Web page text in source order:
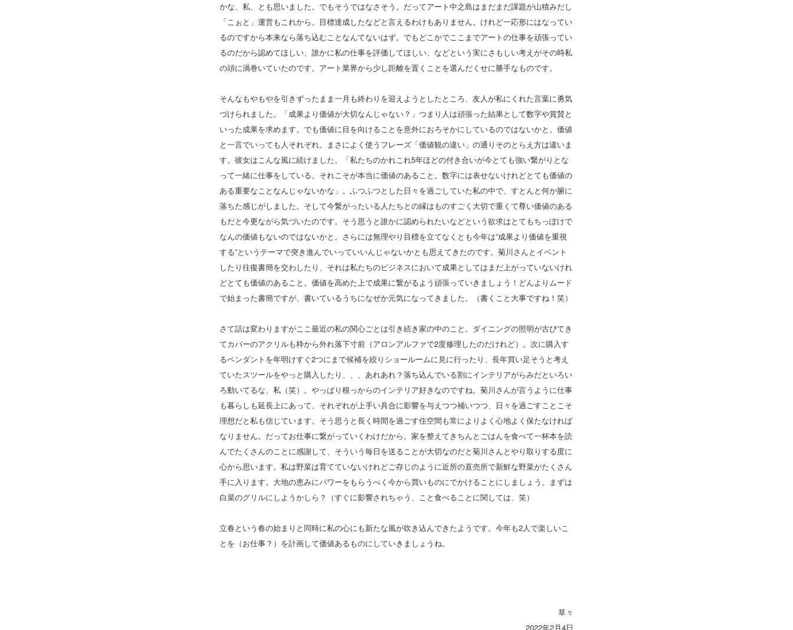
かな、私、とも思いました。でもそうではなさそう。だってアート中之島はまだまだ課題が山積みだし
「こぉと」運営もこれから。目標達成したなどと言えるわけもありません。けれど一応形にはなってい
るのですから本来なら落ち込むことなんてないはず。でもどこかでここまでアートの仕事を頑張ってい
るのだから認めてほしい、誰かに私の仕事を評価してほしい、などという実にさもしい考えがその時私
の頭に渦巻いていたのです。アート業界から少し距離を置くことを選んだくせに勝手なものです。
そんなもやもやを引きずったまま一月も終わりを迎えようとしたところ、友人が私にくれた言葉に勇気
づけられました。「成果より価値が大切なんじゃない？」つまり人は頑張った結果として数字や賞賛と
いった成果を求めます。でも価値に目を向けることを意外におろそかにしているのではないかと。価値
と一言でいっても人それぞれ。まさによく使うフレーズ「価値観の違い」の通りそのとらえ方は違いま
す。彼女はこんな風に続けました。「私たちのかれこれ5年ほどの付き合いが今とても強い繋がりとな
って一緒に仕事をしている。それこそが本当に価値のあること。数字には表せないけれどとても価値の
ある重要なことなんじゃないかな」。ふつふつとした日々を過ごしていた私の中で、すとんと何か腑に
落ちた感じがしました。そして今繋がったいる人たちとの縁はものすごく大切で重くて尊い価値のある
もだと今更ながら気づいたのです。そう思うと誰かに認められたいなどという欲求はとてもちっぽけで
なんの価値もないのではないかと。さらには無理やり目標を立てなくとも今年は”成果より価値を重視
する”というテーマで突き進んでいっていいんじゃないかとも思えてきたのです。菊川さんとイベント
したり往復書簡を交わしたり、それは私たちのビジネスにおいて成果としてはまだ上がっていないけれ
どとても価値のあること。価値を高めた上で成果に繋がるよう頑張っていきましょう！どんよりムード
で始まった書簡ですが、書いているうちになぜか元気になってきました。（書くこと大事ですね！笑）
さて話は変わりますがここ最近の私の関心ごとは引き続き家の中のこと。ダイニングの照明が古びてき
てカバーのアクリルも枠から外れ落下寸前（アロンアルファで2度修理したのだけれど）。次に購入す
るペンダントを年明けすぐ2つにまで候補を絞りショールームに見に行ったり、長年買い足そうと考え
ていたスツールをやっと購入したり、、、あれあれ？落ち込んでいる割にインテリアがらみだといろい
ろ動いてるな、私（笑）。やっぱり根っからのインテリア好きなのですね。菊川さんが言うように仕事
も暮らしも延長上にあって、それぞれが上手い具合に影響を与えつつ補いつつ、日々を過ごすことこそ
理想だと私も信じています。そう思うと長く時間を過ごす住空間も常によりよく心地よく保たなければ
なりません。だってお仕事に繋がっていくわけだから。家を整えてきちんとごはんを食べて一杯本を読
んでたくさんのことに感謝して、そういう毎日を送ることが大切なのだと菊川さんとやり取りする度に
心から思います。私は野菜は育てていないけれどご存じのように近所の直売所で新鮮な野菜がたくさん
手に入ります。大地の恵みにパワーをもらうべく今から買いものにでかけることにしましょう。まずは
白菜のグリルにしようかしら？（すぐに影響されちゃう、こと食べることに関しては、笑）
立春という春の始まりと同時に私の心にも新たな風が吹き込んできたようです。今年も2人で楽しいこ
とを（お仕事？）を計画して価値あるものにしていきましょうね。
草々
2022年2月4日